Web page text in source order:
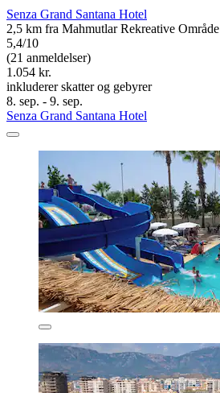
Senza Grand Santana Hotel
2,5 km fra Mahmutlar Rekreative Område
5,4/10
(21 anmeldelser)
1.054 kr.
inkluderer skatter og gebyrer
8. sep. - 9. sep.
Senza Grand Santana Hotel